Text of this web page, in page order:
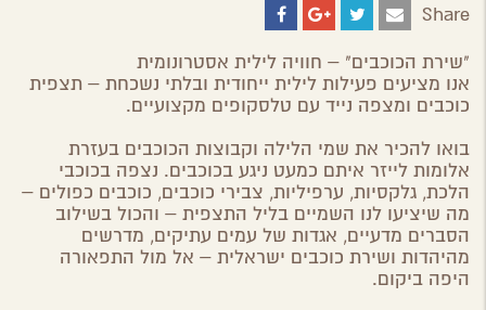
Share
Email"שירת הכוכבים" – חוויה לילית אסטרונומית
אנו מציעים פעילות לילית ייחודית ובלתי נשכחת – תצפית
כוכבים ומצפה נייד עם טלסקופים מקצועיים.
בואו להכיר את שמי הלילה וקבוצות הכוכבים בעזרת
אלומות לייזר איתם כמעט ניגע בכוכבים. נצפה בכוכבי
הלכת, גלקסיות, ערפיליות, צבירי כוכבים, כוכבים כפולים –
מה שיציעו לנו השמיים בליל התצפית – והכול בשילוב
הסברים מדעיים, אגדות של עמים עתיקים, מדרשים
מהיהדות ושירת כוכבים ישראלית – אל מול התפאורה
היפה ביקום.